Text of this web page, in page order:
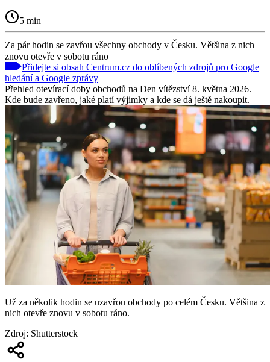
5 min
Za pár hodin se zavřou všechny obchody v Česku. Většina z nich
znovu otevře v sobotu ráno
Přidejte si obsah Centrum.cz do oblíbených zdrojů pro Google
hledání a Google zprávy
Přehled otevírací doby obchodů na Den vítězství 8. května 2026.
Kde bude zavřeno, jaké platí výjimky a kde se dá ještě nakoupit.
Už za několik hodin se uzavřou obchody po celém Česku. Většina z
nich otevře znovu v sobotu ráno.
Zdroj: Shutterstock